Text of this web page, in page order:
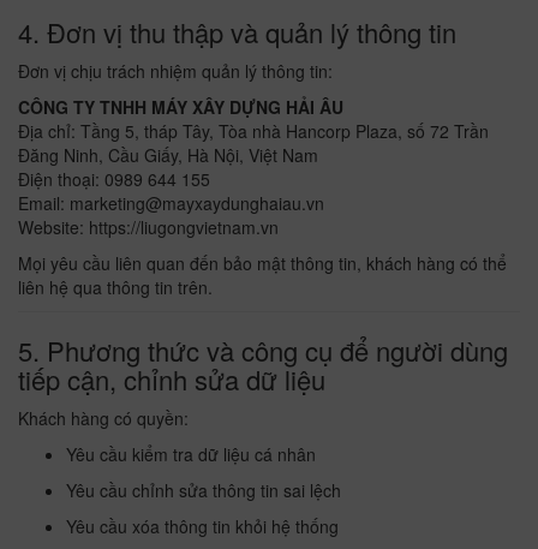
4. Đơn vị thu thập và quản lý thông tin
Đơn vị chịu trách nhiệm quản lý thông tin:
CÔNG TY TNHH MÁY XÂY DỰNG HẢI ÂU
Địa chỉ: Tầng 5, tháp Tây, Tòa nhà Hancorp Plaza, số 72 Trần
Đăng Ninh, Cầu Giấy, Hà Nội, Việt Nam
Điện thoại: 0989 644 155
Email: marketing@mayxaydunghaiau.vn
Website: https://liugongvietnam.vn
Mọi yêu cầu liên quan đến bảo mật thông tin, khách hàng có thể
liên hệ qua thông tin trên.
5. Phương thức và công cụ để người dùng
tiếp cận, chỉnh sửa dữ liệu
Khách hàng có quyền:
Yêu cầu kiểm tra dữ liệu cá nhân
Yêu cầu chỉnh sửa thông tin sai lệch
Yêu cầu xóa thông tin khỏi hệ thống